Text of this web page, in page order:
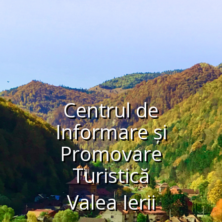
Centrul de
Informare și
Promovare
Turistică
Valea Ierii